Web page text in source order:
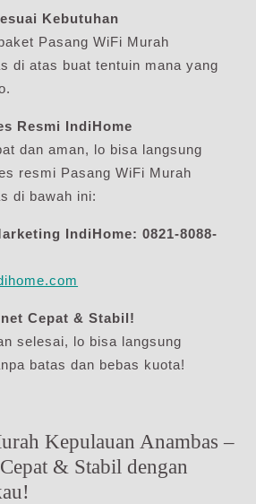
Kebutuhan
Pasang WiFi Murah
di atas buat tentuin mana yang
Resmi IndiHome
dan aman, lo bisa langsung
resmi Pasang WiFi Murah
di bawah ini:
IndiHome: 0821-8088-
Cepat & Stabil!
selesai, lo bisa langsung
batas dan bebas kuota!
Kepulauan Anambas –
& Stabil dengan